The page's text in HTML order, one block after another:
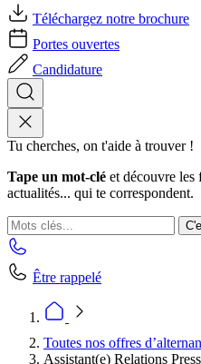
Téléchargez notre brochure
Portes ouvertes
Candidature
Tu cherches, on t'aide à trouver !
Tape un mot-clé et découvre les
actualités... qui te correspondent.
Être rappelé
Toutes nos offres
Assistant(e) Relations